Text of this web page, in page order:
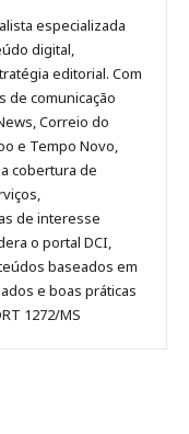
de
Anny
Malagolini
especializada
digital,
editorial. Com
de comunicação
Correio do
e Tempo Novo,
cobertura de
de interesse
o portal DCI,
baseados em
e boas práticas
1272/MS